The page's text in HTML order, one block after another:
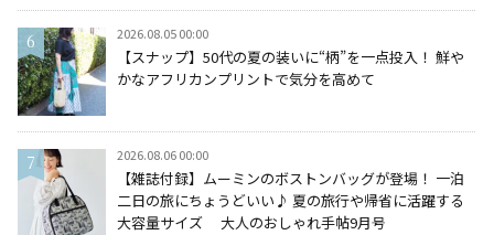
2026.08.05 00:00
【スナップ】50代の夏の装いに“柄”を一点投入！ 鮮や
かなアフリカンプリントで気分を高めて
2026.08.06 00:00
【雑誌付録】ムーミンのボストンバッグが登場！ 一泊
二日の旅にちょうどいい♪ 夏の旅行や帰省に活躍する
大容量サイズ 大人のおしゃれ手帖9月号